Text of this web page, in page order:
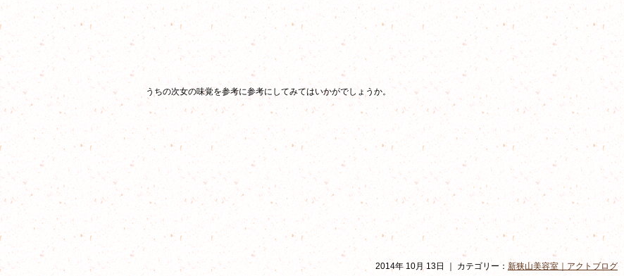
うちの次女の味覚を参考に参考にしてみてはいかがでしょうか。
2014年 10月 13日 ｜ カテゴリー： 新狭山美容室｜アクトブログ